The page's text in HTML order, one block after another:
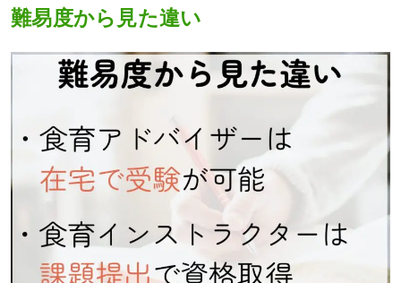
難易度から見た違い